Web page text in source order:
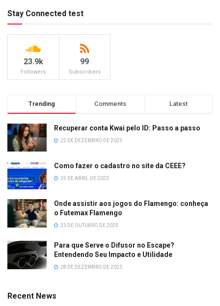
Stay Connected test
23.9k
Followers
99
Subscribers
Trending Comments Latest
Recuperar conta Kwai pelo ID: Passo a passo
22 DE DEZEMBRO DE 2023
Como fazer o cadastro no site da CEEE?
25 DE ABRIL DE 2023
Onde assistir aos jogos do Flamengo: conheça
o Futemax Flamengo
23 DE OUTUBRO DE 2025
Para que Serve o Difusor no Escape?
Entendendo Seu Impacto e Utilidade
28 DE DEZEMBRO DE 2023
Recent News